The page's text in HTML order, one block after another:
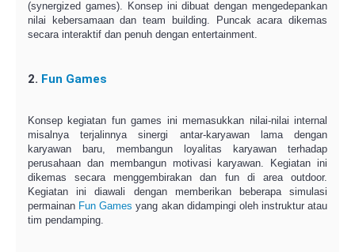
(synergized games). Konsep ini dibuat dengan mengedepankan
nilai kebersamaan dan team building. Puncak acara dikemas
secara interaktif dan penuh dengan entertainment.
2. Fun Games
Konsep kegiatan fun games ini memasukkan nilai-nilai internal
misalnya terjalinnya sinergi antar-karyawan lama dengan
karyawan baru, membangun loyalitas karyawan terhadap
perusahaan dan membangun motivasi karyawan. Kegiatan ini
dikemas secara menggembirakan dan fun di area outdoor.
Kegiatan ini diawali dengan memberikan beberapa simulasi
permainan Fun Games yang akan didampingi oleh instruktur atau
tim pendamping.